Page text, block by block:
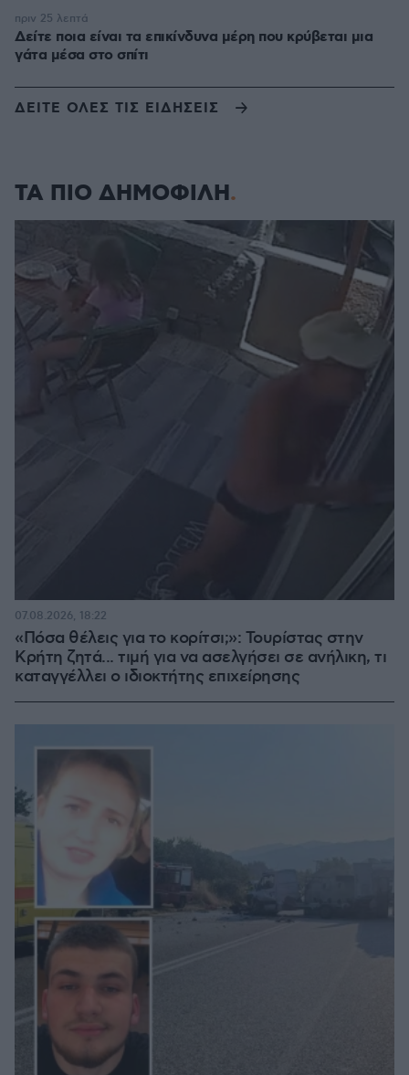
Δείτε ποια είναι τα επικίνδυνα μέρη που κρύβεται μια
γάτα μέσα στο σπίτι
πριν 25 λεπτά
ΔΕΙΤΕ ΟΛΕΣ ΤΙΣ ΕΙΔΗΣΕΙΣ
ΤΑ ΠΙΟ ΔΗΜΟΦΙΛΗ
«Πόσα θέλεις για το κορίτσι;»: Τουρίστας στην
Κρήτη ζητά... τιμή για να ασελγήσει σε ανήλικη, τι
καταγγέλλει ο ιδιοκτήτης επιχείρησης
07.08.2026, 18:22